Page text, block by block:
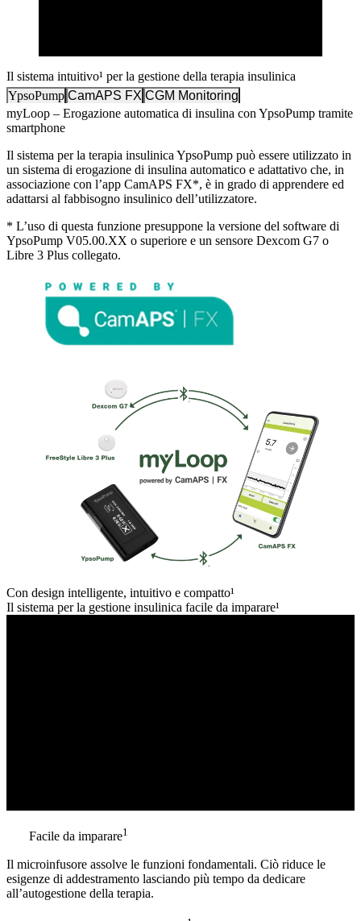
Il sistema intuitivo¹ per la gestione della terapia insulinica
YpsoPump CamAPS FX CGM Monitoring
myLoop – Erogazione automatica di insulina con YpsoPump tramite
smartphone
Il sistema per la terapia insulinica YpsoPump può essere utilizzato in
un sistema di erogazione di insulina automatico e adattativo che, in
associazione con l’app CamAPS FX*, è in grado di apprendere ed
adattarsi al fabbisogno insulinico dell’utilizzatore.
* L’uso di questa funzione presuppone la versione del software di
YpsoPump V05.00.XX o superiore e un sensore Dexcom G7 o
Libre 3 Plus collegato.
Con design intelligente, intuitivo e compatto¹
Il sistema per la gestione insulinica facile da imparare¹
Facile da imparare1
Il microinfusore assolve le funzioni fondamentali. Ciò riduce le
esigenze di addestramento lasciando più tempo da dedicare
all’autogestione della terapia.